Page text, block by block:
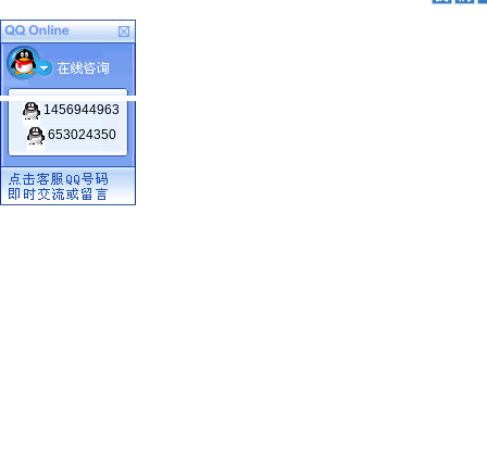
1456944963
653024350